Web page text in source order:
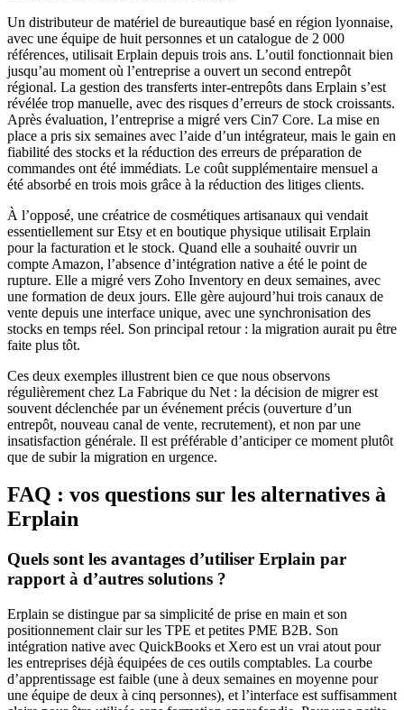
Un distributeur de matériel de bureautique basé en région lyonnaise,
avec une équipe de huit personnes et un catalogue de 2 000
références, utilisait Erplain depuis trois ans. L’outil fonctionnait bien
jusqu’au moment où l’entreprise a ouvert un second entrepôt
régional. La gestion des transferts inter-entrepôts dans Erplain s’est
révélée trop manuelle, avec des risques d’erreurs de stock croissants.
Après évaluation, l’entreprise a migré vers Cin7 Core. La mise en
place a pris six semaines avec l’aide d’un intégrateur, mais le gain en
fiabilité des stocks et la réduction des erreurs de préparation de
commandes ont été immédiats. Le coût supplémentaire mensuel a
été absorbé en trois mois grâce à la réduction des litiges clients.
À l’opposé, une créatrice de cosmétiques artisanaux qui vendait
essentiellement sur Etsy et en boutique physique utilisait Erplain
pour la facturation et le stock. Quand elle a souhaité ouvrir un
compte Amazon, l’absence d’intégration native a été le point de
rupture. Elle a migré vers Zoho Inventory en deux semaines, avec
une formation de deux jours. Elle gère aujourd’hui trois canaux de
vente depuis une interface unique, avec une synchronisation des
stocks en temps réel. Son principal retour : la migration aurait pu être
faite plus tôt.
Ces deux exemples illustrent bien ce que nous observons
régulièrement chez La Fabrique du Net : la décision de migrer est
souvent déclenchée par un événement précis (ouverture d’un
entrepôt, nouveau canal de vente, recrutement), et non par une
insatisfaction générale. Il est préférable d’anticiper ce moment plutôt
que de subir la migration en urgence.
FAQ : vos questions sur les alternatives à
Erplain
Quels sont les avantages d’utiliser Erplain par
rapport à d’autres solutions ?
Erplain se distingue par sa simplicité de prise en main et son
positionnement clair sur les TPE et petites PME B2B. Son
intégration native avec QuickBooks et Xero est un vrai atout pour
les entreprises déjà équipées de ces outils comptables. La courbe
d’apprentissage est faible (une à deux semaines en moyenne pour
une équipe de deux à cinq personnes), et l’interface est suffisamment